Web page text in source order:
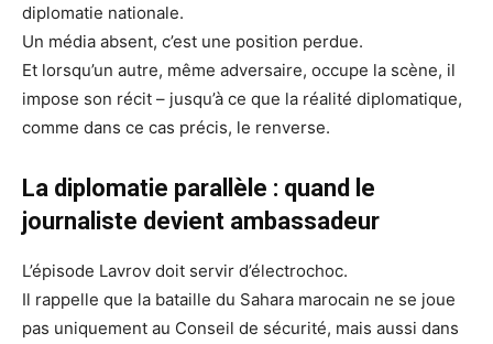
diplomatie nationale.
Un média absent, c’est une position perdue.
Et lorsqu’un autre, même adversaire, occupe la scène, il
impose son récit – jusqu’à ce que la réalité diplomatique,
comme dans ce cas précis, le renverse.
La diplomatie parallèle : quand le
journaliste devient ambassadeur
L’épisode Lavrov doit servir d’électrochoc.
Il rappelle que la bataille du Sahara marocain ne se joue
pas uniquement au Conseil de sécurité, mais aussi dans